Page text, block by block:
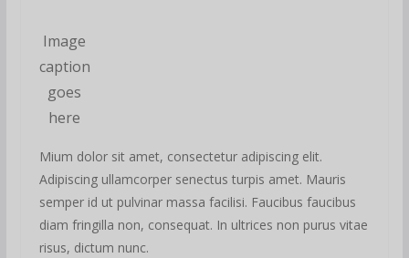
Image
caption
goes
here
Mium dolor sit amet, consectetur adipiscing elit.
Adipiscing ullamcorper senectus turpis amet. Mauris
semper id ut pulvinar massa facilisi. Faucibus faucibus
diam fringilla non, consequat. In ultrices non purus vitae
risus, dictum nunc.